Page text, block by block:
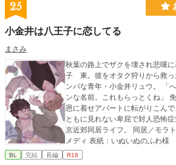
25
小金井は八王子に恋してる
まさみ
秋葉の路上でザクを壊され悲嘆
子 東。彼をオタク狩りから救っ
ンパな青年・小金井リュウ。 「
ンな名前。これもらっとくね」
恩に着せアパートに転がりこん
ともに見れない卑屈で対人恐怖
京近郊同居ライフ。 同居／モラ
メディ 表紙：いぬいぬのふわ様
BL 完結 長編 R18